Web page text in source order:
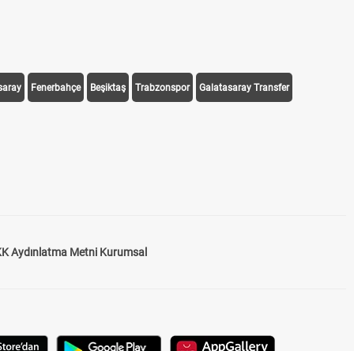
Fenerbahçe Beşiktaş Trabzonspor Galatasaray Transfer
Aydınlatma Metni Kurumsal